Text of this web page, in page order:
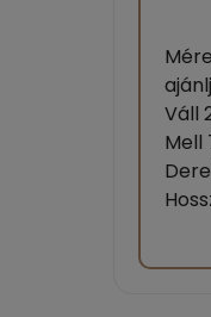
Váll
Mell